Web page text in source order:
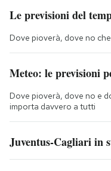
Le previsioni del
Dove pioverà, dove no
Meteo: le previsioni
Dove pioverà, dove no e
importa davvero a tutti
Juventus-Cagliari in